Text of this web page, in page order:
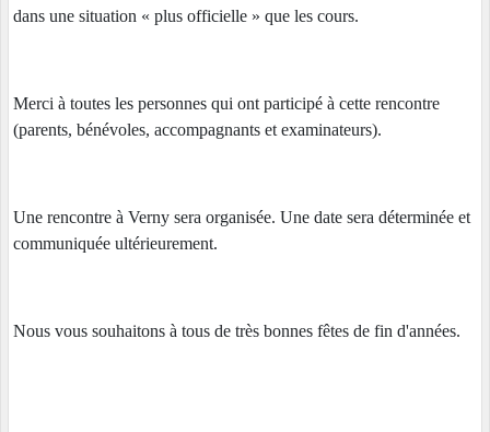
dans une situation « plus officielle » que les cours.
Merci à toutes les personnes qui ont participé à cette rencontre
(parents, bénévoles, accompagnants et examinateurs).
Une rencontre à Verny sera organisée. Une date sera déterminée et
communiquée ultérieurement.
Nous vous souhaitons à tous de très bonnes fêtes de fin d'années.